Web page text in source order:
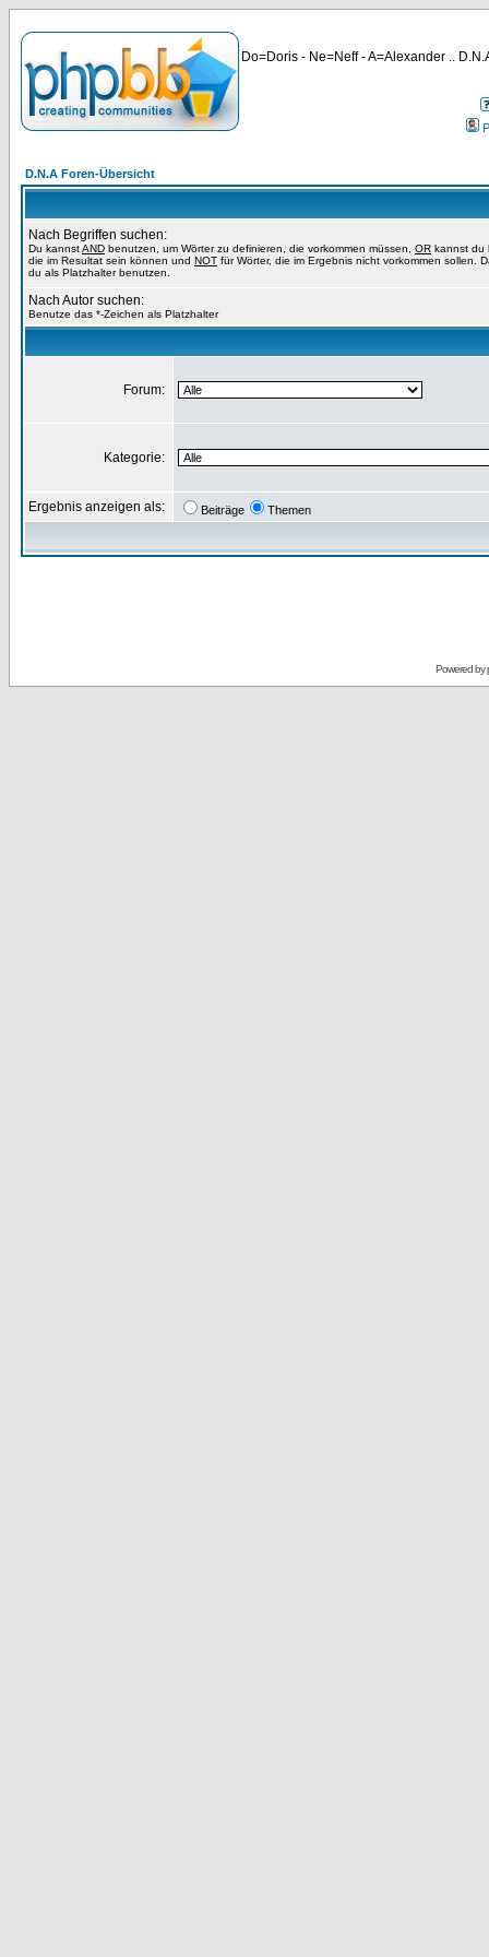
Do=Doris - Ne=Neff - A=Alexander ..
D.N.A Foren-Übersicht
Nach Begriffen suchen:
Du kannstAND benutzen, um Wörter zu definieren, die vorkommen müssen, OR kannst du
die im Resultat sein können und NOT für Wörter, die im Ergebnis nicht vorkommen sollen.
du als Platzhalter benutzen.
Nach Autor suchen:
Benutze das *-Zeichen als Platzhalter
Forum:
Kategorie:
Ergebnis anzeigen als: Beiträge Themen
Powered by